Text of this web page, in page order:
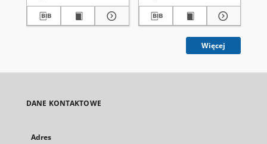
Więcej
DANE KONTAKTOWE
Adres